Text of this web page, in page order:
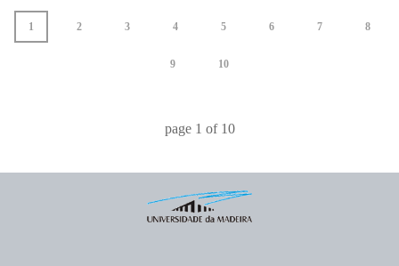
1 2 3 4 5 6 7 8
9 10
page 1 of 10